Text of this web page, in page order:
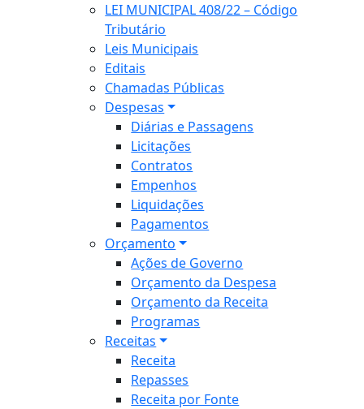
LEI MUNICIPAL 408/22 – Código
Tributário
Leis Municipais
Editais
Chamadas Públicas
Despesas
Diárias e Passagens
Licitações
Contratos
Empenhos
Liquidações
Pagamentos
Orçamento
Ações de Governo
Orçamento da Despesa
Orçamento da Receita
Programas
Receitas
Receita
Repasses
Receita por Fonte